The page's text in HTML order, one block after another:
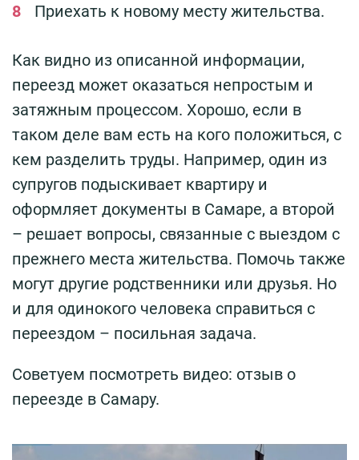
Приехать к новому месту жительства.
Как видно из описанной информации,
переезд может оказаться непростым и
затяжным процессом. Хорошо, если в
таком деле вам есть на кого положиться, с
кем разделить труды. Например, один из
супругов подыскивает квартиру и
оформляет документы в Самаре, а второй
– решает вопросы, связанные с выездом с
прежнего места жительства. Помочь также
могут другие родственники или друзья. Но
и для одинокого человека справиться с
переездом – посильная задача.
Советуем посмотреть видео: отзыв о
переезде в Самару.